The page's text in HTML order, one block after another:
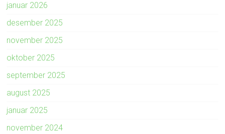
januar 2026
desember 2025
november 2025
oktober 2025
september 2025
august 2025
januar 2025
november 2024